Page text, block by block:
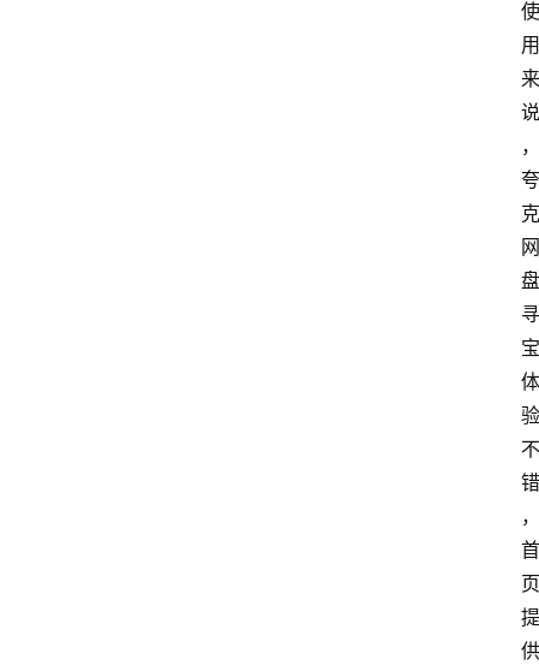
使
用
来
说
，
夸
克
网
盘
寻
宝
体
验
不
错
，
首
页
提
供